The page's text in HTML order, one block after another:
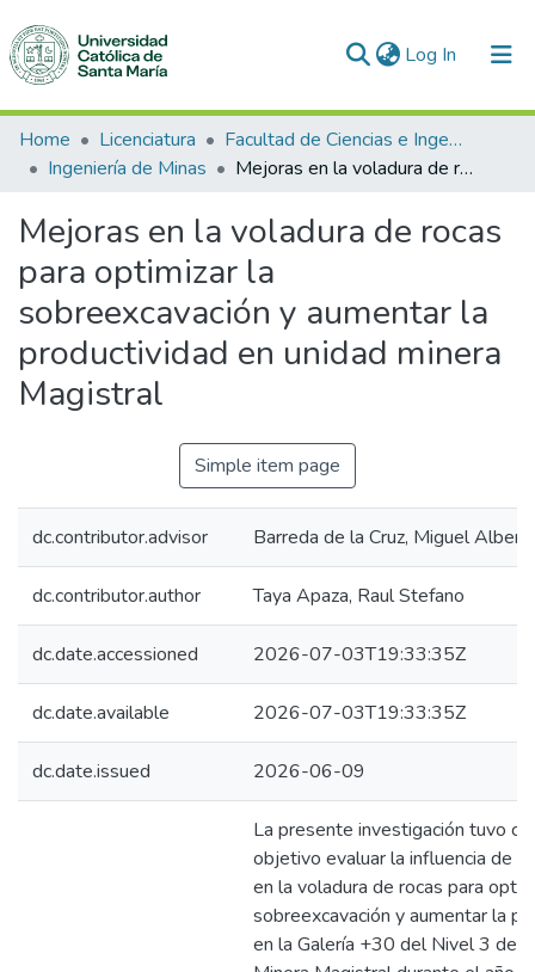
Log In (current)
Communities & Collections
All of DSpace
Statistics
Home Licenciatura
Facultad de Ciencias e Ingenierías Físicas y Formales
Ingeniería de Minas
Mejoras en la voladura de rocas para optimizar la sobreexcavación y aumentar la productividad en unidad minera Magistral
Mejoras en la voladura de rocas
para optimizar la
sobreexcavación y aumentar la
productividad en unidad minera
Magistral
Simple item page
dc.contributor.advisor Barreda de la Cruz, Miguel
dc.contributor.author Taya Apaza, Raul Stefano
dc.date.accessioned 2026-07-03T19:33:35Z
dc.date.available 2026-07-03T19:33:35Z
dc.date.issued 2026-06-09
La presente investigación tuvo
objetivo evaluar la influencia de
en la voladura de rocas para
sobreexcavación y aumentar la
en la Galería +30 del Nivel 3 de